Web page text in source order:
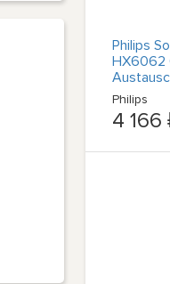
Philips
HX6062
уборки
Philips
4 166